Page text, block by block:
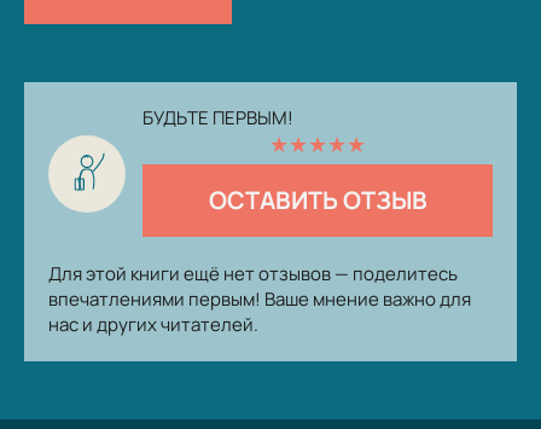
БУДЬТЕ ПЕРВЫМ!
★★★★★
ОСТАВИТЬ ОТЗЫВ
Для этой книги ещё нет отзывов — поделитесь
впечатлениями первым! Ваше мнение важно для
нас и других читателей.